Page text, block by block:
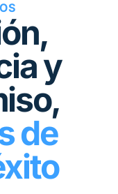
y
de